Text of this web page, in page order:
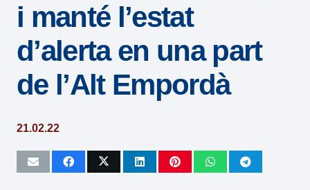
i manté l’estat
d’alerta en una part
de l’Alt Empordà
21.02.22